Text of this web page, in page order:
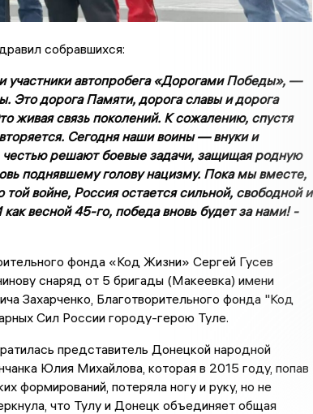
собравшихся:
участники автопробега «Дорогами Победы», —
Это дорога Памяти, дорога славы и дорога
живая связь поколений. К сожалению, спустя
Сегодня наши воины — внуки и
честью решают боевые задачи, защищая родную
поднявшему голову нацизму. Пока мы вместе,
войне, Россия остается сильной, свободной и
весной 45-го, победа вновь будет за нами! -
фонда «Код Жизни» Сергей Гусев
снаряд от 5 бригады (Макеевка) имени
Захарченко, Благотворительного фонда "Код
Сил России городу-герою Туле.
представитель Донецкой народной
Юлия Михайлова, которая в 2015 году, попав
формирований, потеряла ногу и руку, но не
что Тулу и Донецк объединяет общая